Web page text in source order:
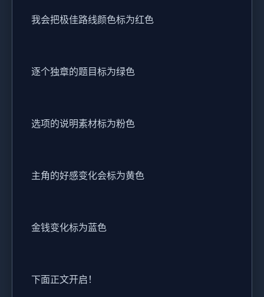
我会把极佳路线颜色标为红色
逐个独章的题目标为绿色
选项的说明素材标为粉色
主角的好感变化会标为黄色
金钱变化标为蓝色
下面正文开启！